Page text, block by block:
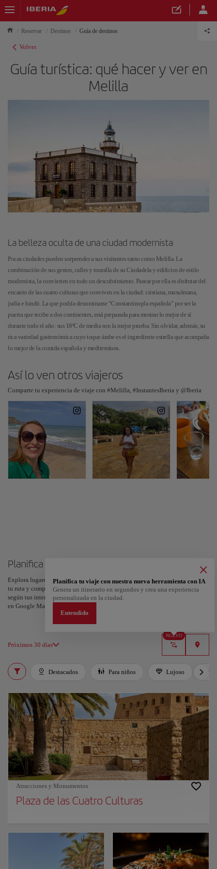
Reservar Destinos Guía de destinos
Volver
Guía turística: qué hacer y ver en
Melilla
La belleza oculta de una ciudad modernista
Pocas ciudades pueden sorprender a sus visitantes tanto como Melilla. La
combinación de sus gentes, calles y muralla de su Ciudadela y edificios de estilo
modernista, la convierten en todo un descubrimiento. Pasear por ella es disfrutar del
encanto de las cuatro culturas que conviven en la ciudad: cristiana, musulmana,
judía e hindú. La que podría denominarse “Constantinopla española” por ser la
puerta que recibe a dos continentes, está preparada para mostrar lo mejor de sí
durante todo el año: sus 18ºC de media son la mejor prueba. Sin olvidar, además, su
rica variedad gastronómica cuyo toque árabe es el ingrediente estrella que acompaña
lo mejor de la comida española y mediterránea.
Así lo ven otros viajeros
Comparte tu experiencia de viaje con #Melilla, #InstantesIberia y @Iberia
Planifica tu viaje a Melilla
Explora lugares, experiencias y marca con el corazón tus favoritos para crear
tu ruta y compartirla. ¿Quieres más ideas? Obtén un itinerario personalizado
según tus intereses y la duración de tu viaje: en sólo dos pasos y descargable
en Google Maps.
Próximos 30 días
NUEVO
Planifica tu viaje con nuestra nueva herramienta con IA
Genera un itinerario en segundos y crea una experiencia
personalizada en la ciudad.
Entendido
Destacados Para niños Lujoso
Atracciones y Monumentos
Plaza de las Cuatro Culturas